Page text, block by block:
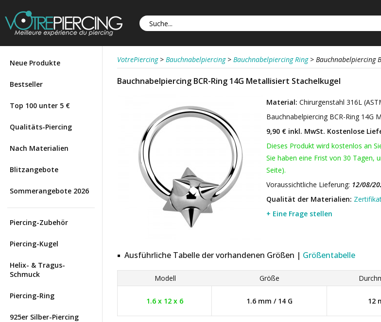
Neue Produkte
Bestseller
Top 100 unter 5 €
Qualitäts-Piercing
Nach Materialien
Blitzangebote
Sommerangebote 2026
Piercing-Zubehör
Piercing-Kugel
Helix- & Tragus-
Schmuck
Piercing-Ring
925er Silber-Piercing
VotrePiercing > Bauchnabelpiercing > Bauchnabelpiercing Ring > Bauchnabelpiercing
Bauchnabelpiercing BCR-Ring 14G Metallisiert Stachelkugel
Material: Chirurgenstahl 316L
Bauchnabelpiercing BCR-Ring 14G
9,90 € inkl. MwSt. Kostenlose
Dieses Produkt wird kostenlos an
Sie haben eine Frist von 30 Tagen,
Seite).
Voraussichtliche Lieferung: 12/08/
Qualität der Materialien:
+ Eine Frage stellen
Ausführliche Tabelle der vorhandenen Größen | Größentabelle
Modell Größe
1.6 x 12 x 6 1.6 mm / 14 G 12